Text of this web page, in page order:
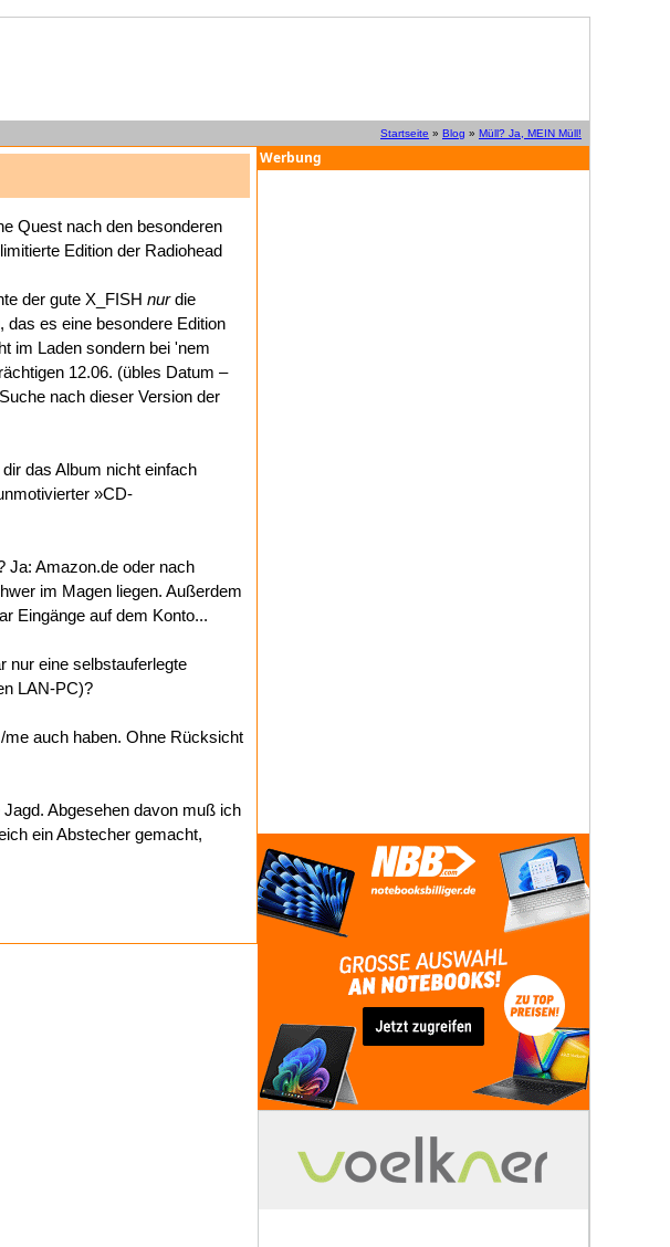
Startseite » Blog » Müll? Ja, MEIN Müll!
Werbung
Quest nach den besonderen
Edition der Radiohead
der gute X_FISH nurdie
das es eine besondere Edition
im Laden sondern bei 'nem
12.06. (übles Datum –
nach dieser Version der
das Album nicht einfach
»CD-
Ja: Amazon.de oder nach
im Magen liegen. Außerdem
Eingänge auf dem Konto...
nur eine selbstauferlegte
LAN-PC)?
auch haben. Ohne Rücksicht
Abgesehen davon muß ich
ein Abstecher gemacht,